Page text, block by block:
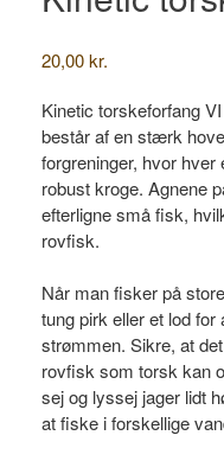
20,00kr.
Kinetic torskeforfang
består af en stærk
forgreninger, hvor
robust kroge. Agnene
efterligne små fisk,
rovfisk.
Når man fisker på
tung pirk eller et lod for
strømmen. Sikre, at
rovfisk som torsk kan
sej og lyssej jager lidt
at fiske i forskellige